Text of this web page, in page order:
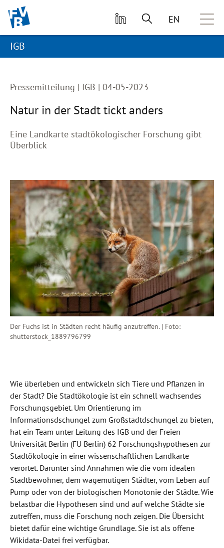
zum primären Inhalt springen
EN
IGB
Pressemitteilung | IGB | 04-05-2023
Natur in der Stadt tickt anders
Eine Landkarte stadtökologischer Forschung gibt
Überblick
Der Fuchs ist in Städten recht häufig anzutreffen. | Foto:
shutterstock_1889796799
Wie überleben und entwickeln sich Tiere und Pflanzen in
der Stadt? Die Stadtökologie ist ein schnell wachsendes
Forschungsgebiet. Um Orientierung im
Informationsdschungel zum Großstadtdschungel zu bieten,
hat ein Team unter Leitung des IGB und der Freien
Universität Berlin (FU Berlin) 62 Forschungshypothesen zur
Stadtökologie in einer wissenschaftlichen Landkarte
verortet. Darunter sind Annahmen wie die vom idealen
Stadtbewohner, dem wagemutigen Städter, vom Leben auf
Pump oder von der biologischen Monotonie der Städte. Wie
belastbar die Hypothesen sind und auf welche Städte sie
zutreffen, muss die Forschung noch zeigen. Die Übersicht
bietet dafür eine wichtige Grundlage. Sie ist als offene
Wikidata-Datei frei verfügbar.